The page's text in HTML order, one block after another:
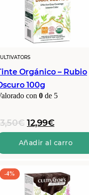
Orgánico – Rubio
100g
con 0 de 5
€ El
precio
original
era:
12,99€El
precio
actual
es:
Añadir al carro
-4%